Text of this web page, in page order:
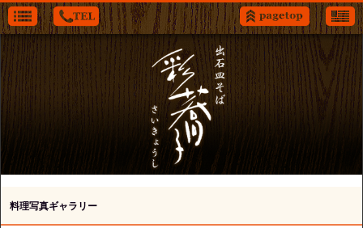
料理写真ギャラリー